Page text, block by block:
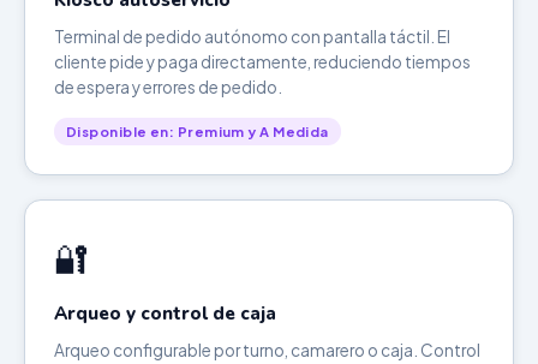
Terminal de pedido autónomo con pantalla táctil. El
cliente pide y paga directamente, reduciendo tiempos
de espera y errores de pedido.
Disponible en: Premium y A Medida
🔐
Arqueo y control de caja
Arqueo configurable por turno, camarero o caja. Control